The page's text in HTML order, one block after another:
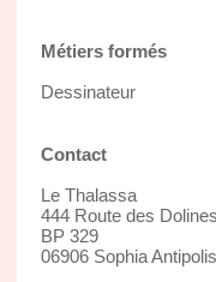
Métiers formés
Dessinateur
Contact
Le Thalassa
444 Route des Dolines
BP 329
06906 Sophia